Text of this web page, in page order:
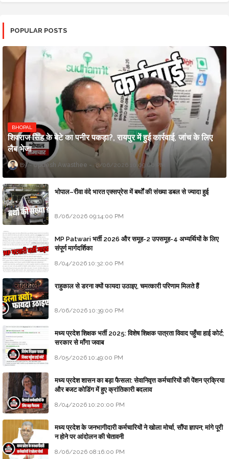
POPULAR POSTS
BHOPAL
शिवराज सिंह के बेटे का पनीर पकड़ा?, रायपुर में हुई कार्रवाई, जांच के लिए
लैब भेजा
Updesh Awasthee 8/06/2026 10:09:00 PM
भोपाल–रीवा वंदे भारत एक्सप्रेस में बर्थों की संख्या डबल से ज्यादा हुई
8/06/2026 09:14:00 PM
MP Patwari भर्ती 2026 और समूह-2 उपसमूह-4 अभ्यर्थियों के लिए
संपूर्ण मार्गदर्शिका
8/04/2026 10:32:00 PM
राहुकाल से डरना क्यों फायदा उठाइए, चमत्कारी परिणाम मिलते हैं
8/06/2026 10:39:00 PM
मध्य प्रदेश शिक्षक भर्ती 2025: विशेष शिक्षक पात्रता विवाद पहुँचा हाई कोर्ट;
सरकार से माँगा जवाब
8/05/2026 10:49:00 PM
मध्य प्रदेश शासन का बड़ा फैसला: सेवानिवृत्त कर्मचारियों की पेंशन प्रक्रिया
और बजट कोडिंग में हुए क्रांतिकारी बदलाव
8/04/2026 10:20:00 PM
मध्य प्रदेश के जनभागीदारी कर्मचारियों ने खोला मोर्चा, सौंपा ज्ञापन; मांगे पूरी
न होने पर आंदोलन की चेतावनी
8/06/2026 08:16:00 PM